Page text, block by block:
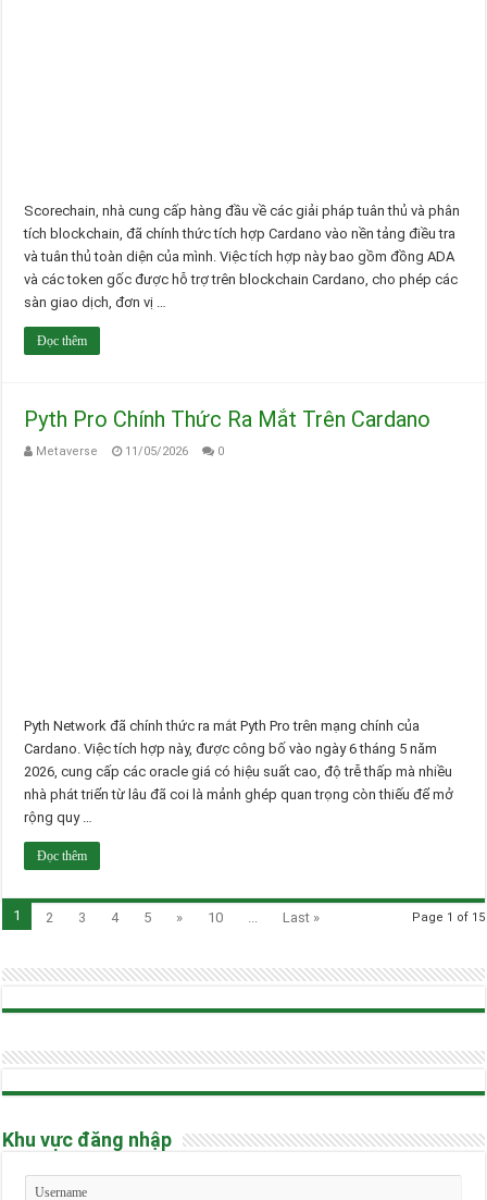
Scorechain, nhà cung cấp hàng đầu về các giải pháp tuân thủ và phân
tích blockchain, đã chính thức tích hợp Cardano vào nền tảng điều tra
và tuân thủ toàn diện của mình. Việc tích hợp này bao gồm đồng ADA
và các token gốc được hỗ trợ trên blockchain Cardano, cho phép các
sàn giao dịch, đơn vị …
Đọc thêm
Pyth Pro Chính Thức Ra Mắt Trên Cardano
Metaverse 11/05/2026 0
Pyth Network đã chính thức ra mắt Pyth Pro trên mạng chính của
Cardano. Việc tích hợp này, được công bố vào ngày 6 tháng 5 năm
2026, cung cấp các oracle giá có hiệu suất cao, độ trễ thấp mà nhiều
nhà phát triển từ lâu đã coi là mảnh ghép quan trọng còn thiếu để mở
rộng quy …
Đọc thêm
Page 1 of 15
1 2 3 4 5 » 10 ... Last »
Khu vực đăng nhập